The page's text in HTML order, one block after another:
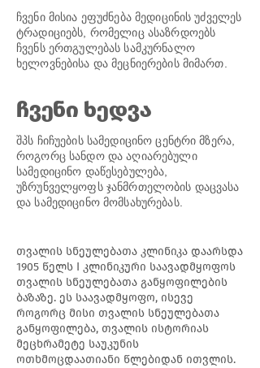
ჩვენი მისია ეფუძნება მედიცინის უძველეს
ტრადიციებს, რომელიც ასაზრდოებს
ჩვენს ერთგულებას სამკურნალო
ხელოვნებისა და მეცნიერების მიმართ.
ჩვენი ხედვა
შპს ჩიჩუების სამედიცინო ცენტრი მზერა,
როგორც სანდო და აღიარებული
სამედიცინო დაწესებულება,
უზრუნველყოფს ჯანმრთელობის დაცვასა
და სამედიცინო მომსახურებას.
თვალის სნეულებათა კლინიკა დაარსდა
1905 წელს I კლინიკური საავადმყოფოს
თვალის სნეულებათა განყოფილების
ბაზაზე. ეს საავადმყოფო, ისევე
როგორც მისი თვალის სნეულებათა
განყოფილება, თვალის ისტორიას
მეცხრამეტე საუკუნის
ოთხმოცდაათიანი წლებიდან ითვლის.